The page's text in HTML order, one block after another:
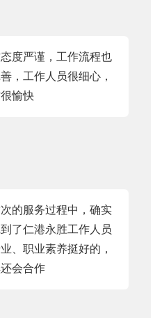
度严谨，工作流程也
，工作人员很细心，
愉快
的服务过程中，确实
了仁港永胜工作人员
、职业素养挺好的，
会合作